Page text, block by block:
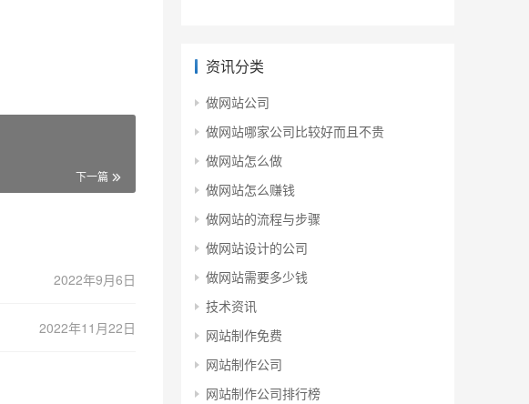
下一篇
2022年9月6日
2022年11月22日
资讯分类
做网站公司
做网站哪家公司比较好而且不贵
做网站怎么做
做网站怎么赚钱
做网站的流程与步骤
做网站设计的公司
做网站需要多少钱
技术资讯
网站制作免费
网站制作公司
网站制作公司排行榜